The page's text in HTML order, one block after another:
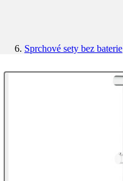
Sprchové sety bez baterie